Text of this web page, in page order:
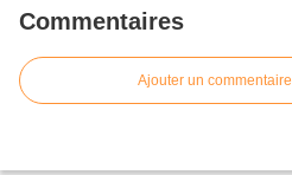
Commentaires
Ajouter un commentaire